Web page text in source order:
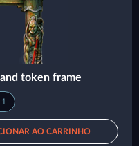
token frame
1
AO CARRINHO